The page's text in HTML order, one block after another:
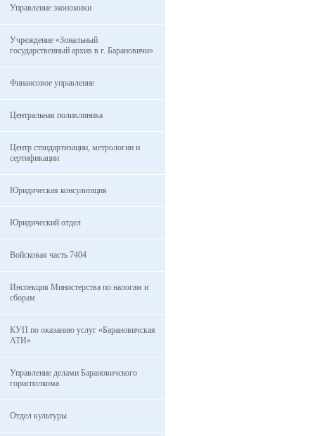
Управление экономики
Учреждение «Зональный
государственный архив в г. Барановичи»
Финансовое управление
Центральная поликлиника
Центр стандартизации, метрологии и
сертификации
Юридическая консультация
Юридический отдел
Войсковая часть 7404
Инспекция Министерства по налогам и
сборам
КУП по оказанию услуг «Барановичская
АТИ»
Управление делами Барановичского
горисполкома
Отдел культуры